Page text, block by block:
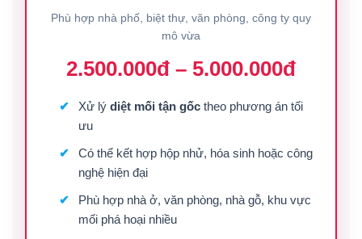
Phù hợp nhà phố, biệt thự, văn phòng, công ty quy
mô vừa
2.500.000đ – 5.000.000đ
Xử lý diệt mối tận gốctheo phương án tối
ưu
Có thể kết hợp hộp nhử, hóa sinh hoặc công
nghệ hiện đại
Phù hợp nhà ở, văn phòng, nhà gỗ, khu vực
mối phá hoại nhiều